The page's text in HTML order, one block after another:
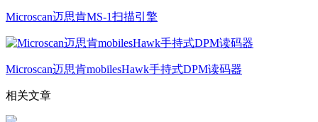
Microscan迈思肯MS-1扫描引擎
Microscan迈思肯mobilesHawk手持式DPM读码器
相关文章